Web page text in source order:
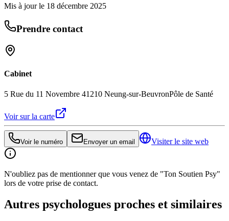
Mis à jour le 18 décembre 2025
Prendre contact
Cabinet
5 Rue du 11 Novembre 41210 Neung-sur-BeuvronPôle de Santé
Voir sur la carte
Voir le numéro Envoyer un email Visiter le site web
N'oubliez pas de mentionner que vous venez de "Ton Soutien Psy"
lors de votre prise de contact.
Autres psychologues proches et similaires